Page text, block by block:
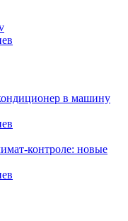
в машину
контроле: новые